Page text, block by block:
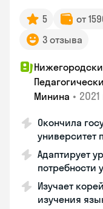
5 от
3 отзыва
Минина • 2021
Окончила
университет
Адаптирует
потребности
Изучает
изучения